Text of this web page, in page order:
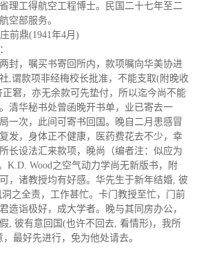
理工得航空工程博士。民国二十七年至二
空部服务。
前鼎(1941年4月)
封，嘱买书寄回所内，款项嘱向华美协进
,谓款项非经梅校长批准，不能支取(附晚收
窘，亦无余款可先垫付，所以迄今尚不能
清华秘书处曾函晚开书单，业已寄去一
一次，此间可寄书回国。晚自二月患感冒
发，身体正不健康，医药费花去不少，幸
长设法汇来款项，晚尚（编者注：似应为
K.D. Wood之空气动力学尚无新版书，附
，诸教授均有好感。华先生于新年结婚, 彼
洞之全责，工作甚忙。卡门教授至忙，门前
造诣极好，成大学者。 晚与其同房办公，
, 彼有意回国(也许不回去, 看情形)，我所
最好先进行，免为他处请去。